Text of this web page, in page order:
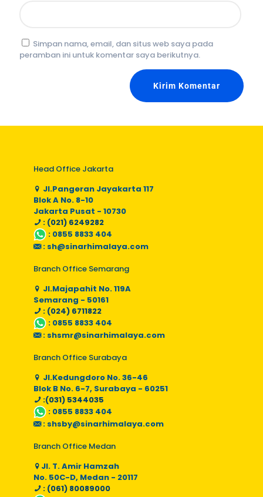
Simpan nama, email, dan situs web saya pada
peramban ini untuk komentar saya berikutnya.
Head Office Jakarta
Jl.Pangeran Jayakarta 117
Blok A No. 8-10
Jakarta Pusat - 10730
: (021) 6249282
: 0855 8833 404
: sh@sinarhimalaya.com
Branch Office Semarang
Jl.Majapahit No. 119A
Semarang - 50161
: (024) 6711822
: 0855 8833 404
: shsmr@sinarhimalaya.com
Branch Office Surabaya
Jl.Kedungdoro No. 36-46
Blok B No. 6-7, Surabaya - 60251
:(031) 5344035
: 0855 8833 404
: shsby@sinarhimalaya.com
Branch Office Medan
Jl. T. Amir Hamzah
No. 50C-D, Medan - 20117
: (061) 80089000